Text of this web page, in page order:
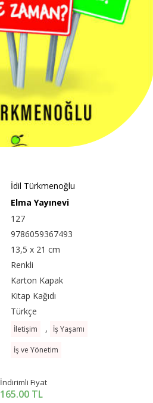
İdil Türkmenoğlu
Elma Yayınevi
127
9786059367493
13,5 x 21 cm
Renkli
Karton Kapak
Kitap Kağıdı
Türkçe
İletişim , İş Yaşamı
İş ve Yönetim
İndirimli Fiyat
165.00 TL